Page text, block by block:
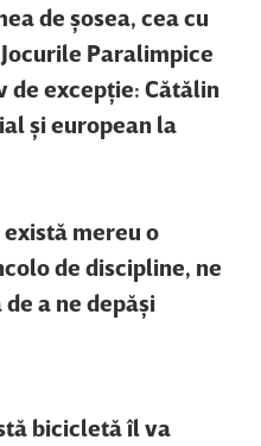
de şosea, cea cu
Paralimpice
de excepţie: Cătălin
şi european la
mereu o
de discipline, ne
a ne depăşi
bicicletă îl va